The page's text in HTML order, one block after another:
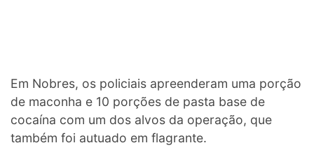
Em Nobres, os policiais apreenderam uma porção
de maconha e 10 porções de pasta base de
cocaína com um dos alvos da operação, que
também foi autuado em flagrante.